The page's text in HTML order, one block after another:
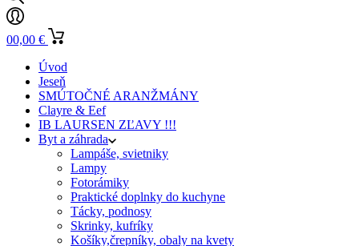
00,00 €
Úvod
Jeseň
SMÚTOČNÉ ARANŽMÁNY
Clayre & Eef
IB LAURSEN ZĽAVY !!!
Byt a záhrada
Lampáše, svietniky
Lampy
Fotorámiky
Praktické doplnky do kuchyne
Tácky, podnosy
Skrinky, kufríky
Košíky,črepníky, obaly na kvety